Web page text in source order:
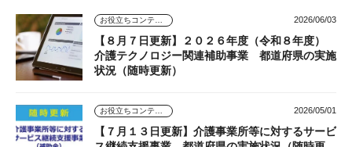
2026/06/03
【８月７日更新】２０２６年度（令和８年度）
介護テクノロジー関連補助事業 都道府県の実施
状況（随時更新）
2026/05/01
【７月１３日更新】介護事業所等に対するサービ